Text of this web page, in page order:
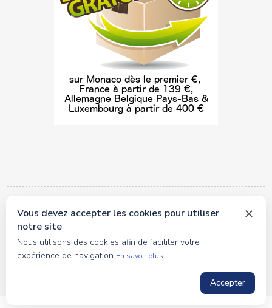
© 2026 tous droits réservés Toyscollection. Réalisation
oceanesoft.com
Vous devez accepter les cookies pour utiliser
notre site
Nous utilisons des cookies afin de faciliter votre
expérience de navigation En savoir plus...
Accepter